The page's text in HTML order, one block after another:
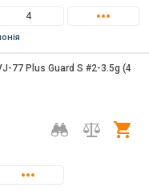
4
77 Plus Guard S #2-3.5g (4